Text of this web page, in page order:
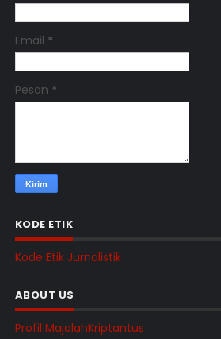
Email *
Pesan *
KODE ETIK
Kode Etik Jurnalistik
ABOUT US
Profil MajalahKriptantus